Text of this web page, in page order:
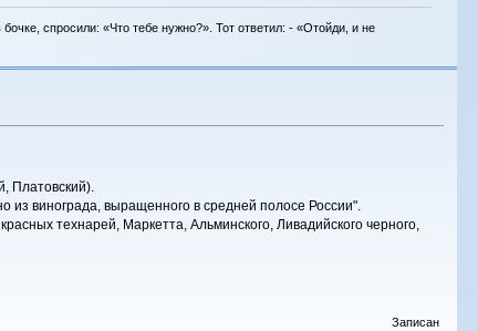
спросили: «Что тебе нужно?». Тот ответил: - «Отойди, и не
Платовский).
винограда, выращенного в средней полосе России".
технарей, Маркетта, Альминского, Ливадийского черного,
Записан